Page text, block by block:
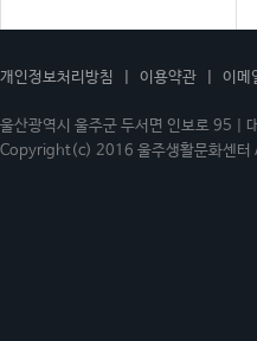
개인정보처리방침 이용약관 이메
울산광역시 울주군 두서면 인보로
Copyright(c) 2016 울주생활문화센